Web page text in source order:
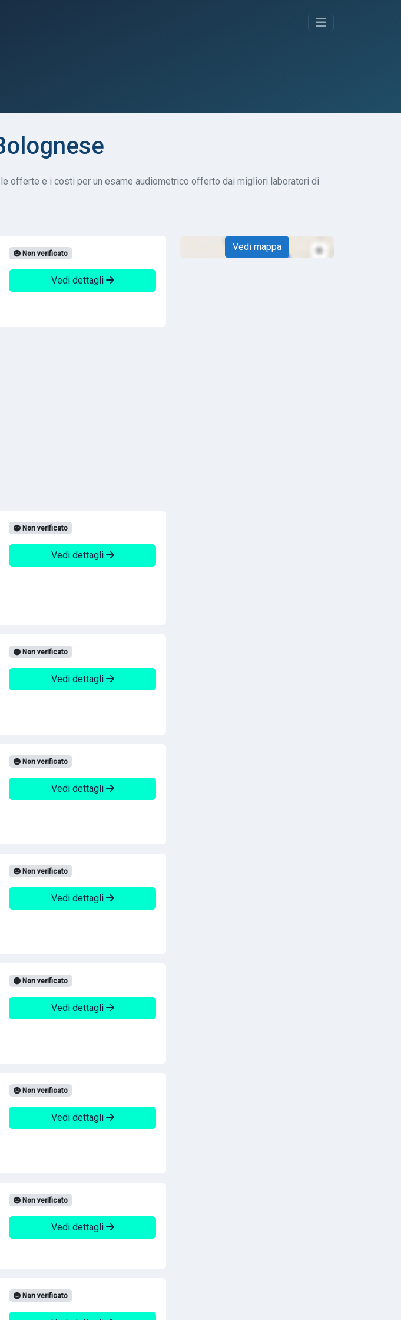
offerte e i costi per un esame audiometrico offerto dai migliori laboratori di
Non verificato
Vedi dettagli
Non verificato
Vedi dettagli
Non verificato
Vedi dettagli
Non verificato
Vedi dettagli
Non verificato
Vedi dettagli
Non verificato
Vedi dettagli
Non verificato
Vedi dettagli
Non verificato
Vedi dettagli
Non verificato
Vedi mappa